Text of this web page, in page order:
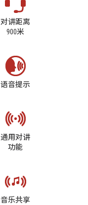
对讲距离
900米
语音提示
通用对讲
功能
音乐共享